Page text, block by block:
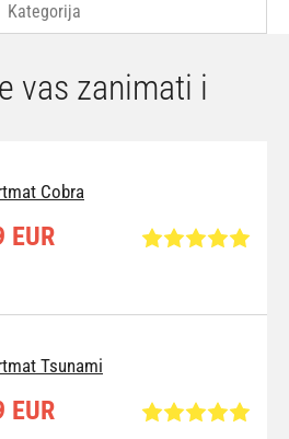
Kategorija
vas zanimati i
Cobra
EUR
Tsunami
EUR